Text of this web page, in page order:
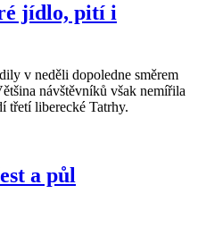
jídlo, pití i
v neděli dopoledne směrem
návštěvníků však nemířila
třetí liberecké Tatrhy.
a půl